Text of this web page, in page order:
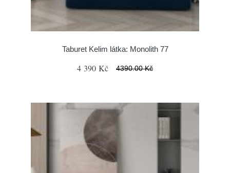
Taburet Kelim látka: Monolith 77
4 390 Kč 4390.00 Kč